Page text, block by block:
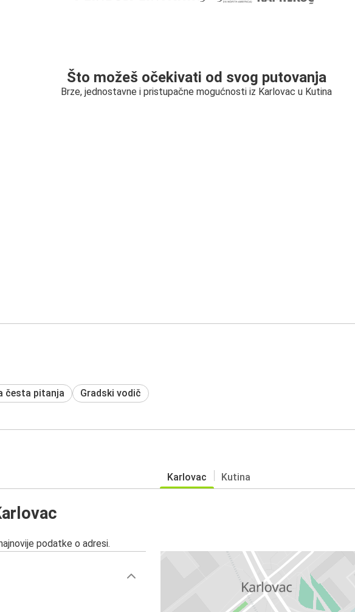
Što možeš očekivati od svog putovanja
Brze, jednostavne i pristupačne mogućnosti iz Karlovac u Kutina
česta pitanja Gradski vodič
Karlovac Kutina
podatke o adresi.